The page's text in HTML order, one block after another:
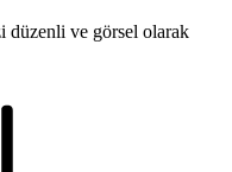
ve görsel olarak